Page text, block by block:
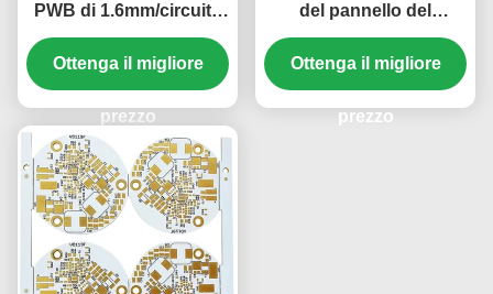
PWB di 1.6mm/circuito
20z ENIG leggero
Ottenga il migliore
prezzo
del pannello del
cercatore del bordo del
PWB dell'alluminio
ODM/dell'OEM 1.6mm
Ottenga il migliore
prezzo